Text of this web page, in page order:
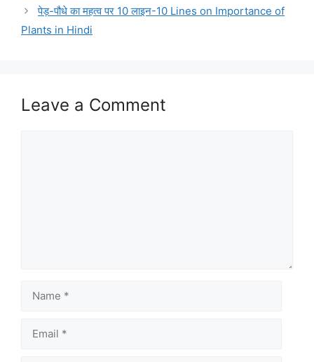
पेड़-पौधे का महत्व पर 10 लाइन-10 Lines on Importance of
Plants in Hindi
Leave a Comment